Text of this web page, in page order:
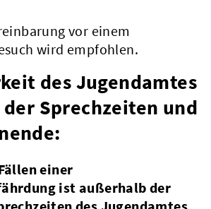
vor einem
wird empfohlen.
des Jugendamtes
Sprechzeiten und
einer
ist außerhalb der